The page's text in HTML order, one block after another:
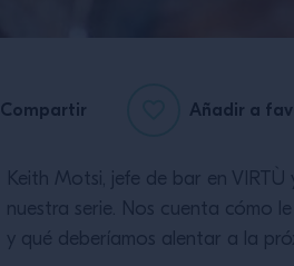
Compartir Añadir a
Keith Motsi, jefe de bar en
nuestra serie. Nos cuenta cómo
y qué deberíamos alentar a la